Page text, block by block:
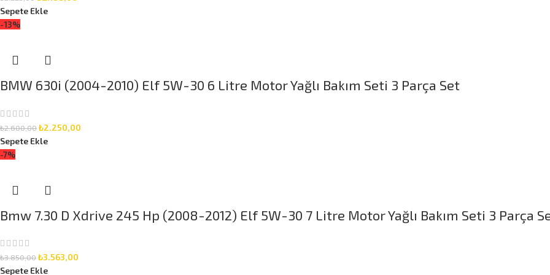
Sepete Ekle
-13%
BMW 630i (2004-2010) Elf 5W-30 6 Litre Motor Yağlı Bakım Seti 3 Parça Set
₺2.600,00₺2.250,00
Sepete Ekle
-7%
Bmw 7.30 D Xdrive 245 Hp (2008-2012) Elf 5W-30 7 Litre Motor Yağlı Bakım Seti 3 Parça
₺3.850,00₺3.563,00
Sepete Ekle